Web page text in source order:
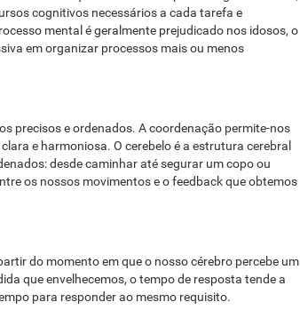
cognitivos necessários a cada tarefa e
mental é geralmente prejudicado nos idosos, o
em organizar processos mais ou menos
precisos e ordenados. A coordenação permite-nos
e harmoniosa. O cerebelo é a estrutura cerebral
desde caminhar até segurar um copo ou
os nossos movimentos e o feedback que obtemos
do momento em que o nosso cérebro percebe um
que envelhecemos, o tempo de resposta tende a
para responder ao mesmo requisito.